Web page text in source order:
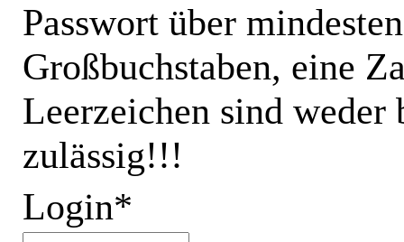
Passwort über
Großbuchstaben, eine
Leerzeichen sind
zulässig!!!
Login*